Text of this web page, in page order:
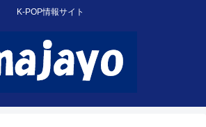
K-POP情報サイト